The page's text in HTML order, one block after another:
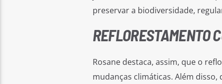
preservar a biodiversidade,
REFLORESTAMENTO
Rosane destaca, assim, que o
mudanças climáticas. Além